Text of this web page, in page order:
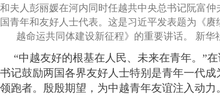
和夫人彭丽媛在河内同时任越共中央总书记阮富仲
国青年和友好人士代表。这是习近平发表题为《
越命运共同体建设新征程》的重要讲话。 新华
“中越友好的根基在人民、未来在青年。”
书记鼓励两国各界友好人士特别是青年一代
领跑者。殷殷期望，为中越青年友谊注入动力